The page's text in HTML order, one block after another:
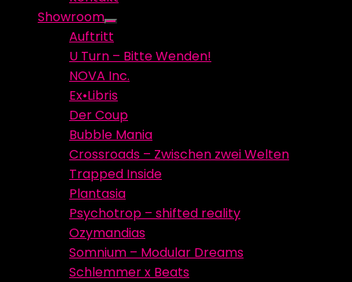
Showroom
Show
sub
menu
Auftritt
U Turn – Bitte Wenden!
NOVA Inc.
Ex•Libris
Der Coup
Bubble Mania
Crossroads – Zwischen zwei Welten
Trapped Inside
Plantasia
Psychotrop – shifted reality
Ozymandias
Somnium – Modular Dreams
Schlemmer x Beats